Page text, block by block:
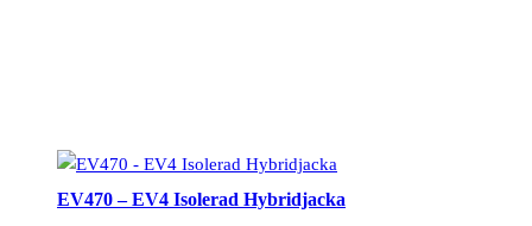
EV470 – EV4 Isolerad Hybridjacka